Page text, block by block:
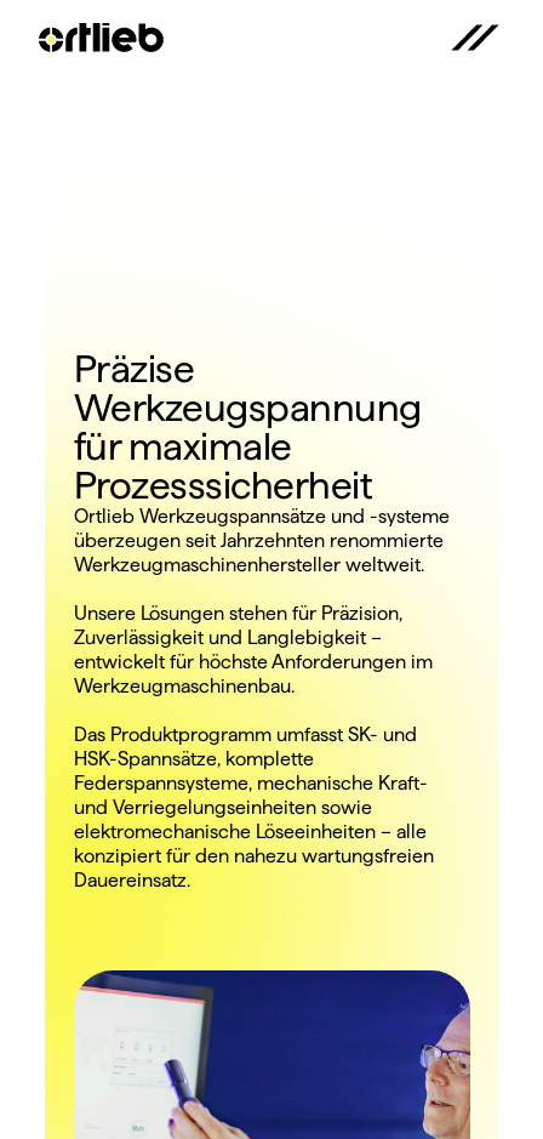
Präzise
Werkzeugspannung
für maximale
Prozesssicherheit
Ortlieb Werkzeugspannsätze und -systeme
überzeugen seit Jahrzehnten renommierte
Werkzeugmaschinenhersteller weltweit.
Unsere Lösungen stehen für Präzision,
Zuverlässigkeit und Langlebigkeit –
entwickelt für höchste Anforderungen im
Werkzeugmaschinenbau.
Das Produktprogramm umfasst SK- und
HSK-Spannsätze, komplette
Federspannsysteme, mechanische Kraft-
und Verriegelungseinheiten sowie
elektromechanische Löseeinheiten – alle
konzipiert für den nahezu wartungsfreien
Dauereinsatz.